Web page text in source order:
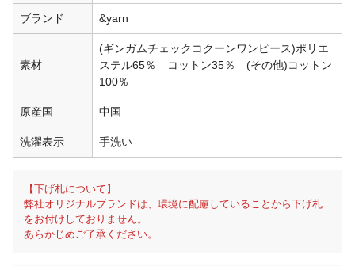
ブランド &yarn
素材
(ギンガムチェックコクーンワンピース)ポリエ
ステル65％ コットン35％ (その他)コットン
100％
原産国 中国
洗濯表示 手洗い
【下げ札について】
弊社オリジナルブランドは、環境に配慮していることから下げ札
をお付けしておりません。
あらかじめご了承ください。